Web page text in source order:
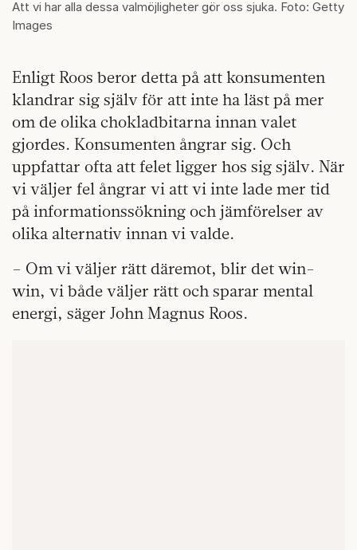
Att vi har alla dessa valmöjligheter gör oss sjuka. Foto: Getty
Images
Enligt Roos beror detta på att konsumenten
klandrar sig själv för att inte ha läst på mer
om de olika chokladbitarna innan valet
gjordes. Konsumenten ångrar sig. Och
uppfattar ofta att felet ligger hos sig själv. När
vi väljer fel ångrar vi att vi inte lade mer tid
på informationssökning och jämförelser av
olika alternativ innan vi valde.
– Om vi väljer rätt däremot, blir det win-
win, vi både väljer rätt och sparar mental
energi, säger John Magnus Roos.